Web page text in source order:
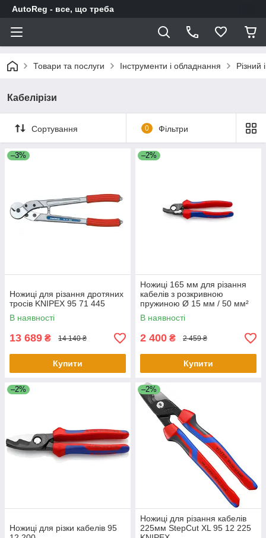
AutoReg - все, що треба
Товари та послуги Інструменти і обладнання Різний
Кабелірізи
Сортування 0 Фільтри
–3%
Ножиці для різання дротяних
тросів KNIPEX 95 71 445
В наявності
13 689 ₴ 14 140 ₴
Купити
–2%
Ножиці 165 мм для різання
кабелів з розкривною
пружиною Ø 15 мм / 50 мм²
KNIPEX 95 22 165
В наявності
2 400 ₴ 2 459 ₴
Купити
–2%
Ножиці для різки кабелів 95
–2%
Ножиці для різання кабелів
225мм StepCut XL 95 12 225